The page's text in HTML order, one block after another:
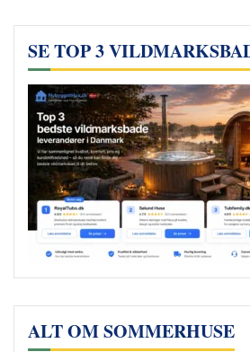
SE TOP 3
ALT OM SOMMERHUSE